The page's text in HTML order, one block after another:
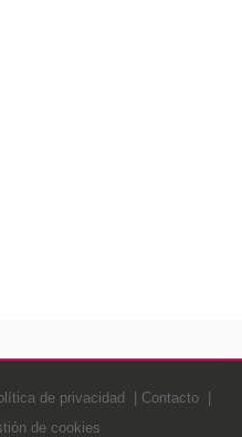
de privacidad
Contacto
de cookies